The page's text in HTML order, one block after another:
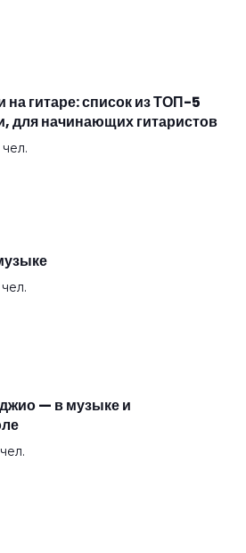
на гитаре: список из ТОП-5
для начинающих гитаристов
— в музыке и